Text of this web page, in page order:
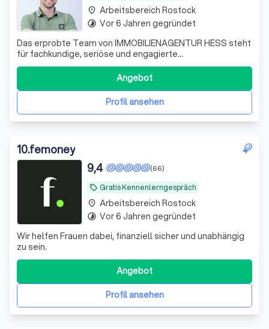
Das erprobte Team von IMMOBILIENAGENTUR HESS steht
für fachkundige, seriöse und engagierte
Vermittlungsarbeit. Wir führen Verkäufer und Käufer,
Vermieter und Mieter zusammen - zum Wohle aller
Beteiligten. Hinter dem Gründer, Stanley Hess, steht ein
Team aus erfahrenen und qualifizierten Immobiliene
Profil ansehen
Angebot
place Arbeitsbereich Rostock
timelapse Vor 6 Jahren gegründet
10.femoney
local_offer Gratis Kennenlerngespräch
(66)
9,4
Wir helfen Frauen dabei, finanziell sicher und unabhängig
zu sein.
Profil ansehen
Angebot
place Arbeitsbereich Rostock
timelapse Vor 6 Jahren gegründet